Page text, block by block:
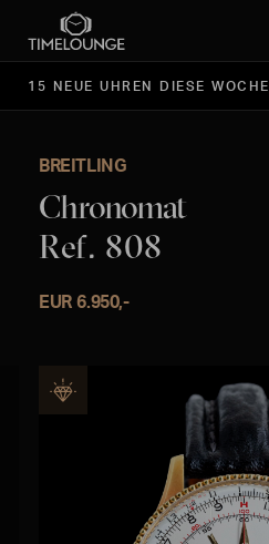
15 NEUE UHREN DIESE WOCHE
BREITLING
Chronomat
Ref. 808
EUR 6.950,-